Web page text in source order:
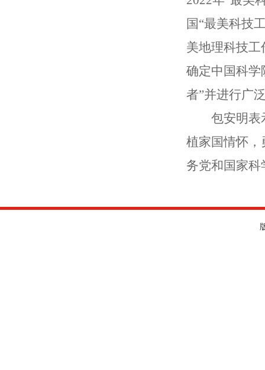
国“最美科技
美地理科技
确定中国科学
者”并进行广
包安明表
植家国情怀，
务党和国家科